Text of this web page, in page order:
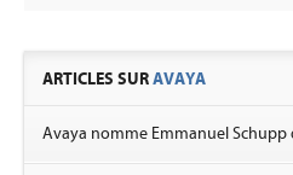
ARTICLES SURAVAYA
Avaya nomme Emmanuel